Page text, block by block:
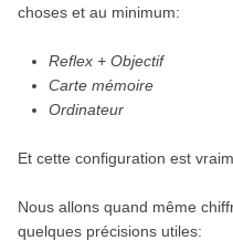
choses et au minimum:
Reflex + Objectif
Carte mémoire
Ordinateur
Et cette configuration est
Nous allons quand même
quelques précisions utiles: